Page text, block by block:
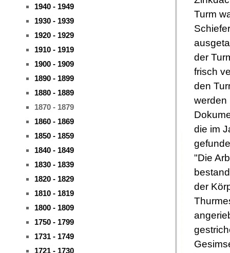
1940 - 1949
1930 - 1939
1920 - 1929
1910 - 1919
1900 - 1909
1890 - 1899
1880 - 1889
1870 - 1879
1860 - 1869
1850 - 1859
1840 - 1849
1830 - 1839
1820 - 1829
1810 - 1819
1800 - 1809
1750 - 1799
1731 - 1749
1721 - 1730
Turm
der
frisch
den
werden
die im
"Die
der